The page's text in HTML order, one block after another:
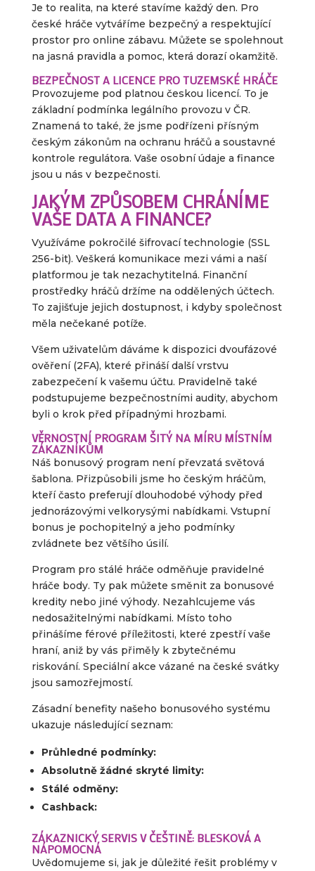
Je to realita, na které stavíme každý den. Pro
české hráče vytváříme bezpečný a respektující
prostor pro online zábavu. Můžete se spolehnout
na jasná pravidla a pomoc, která dorazí okamžitě.
BEZPEČNOST A LICENCE PRO TUZEMSKÉ HRÁČE
Provozujeme pod platnou českou licencí. To je
základní podmínka legálního provozu v ČR.
Znamená to také, že jsme podřízeni přísným
českým zákonům na ochranu hráčů a soustavné
kontrole regulátora. Vaše osobní údaje a finance
jsou u nás v bezpečnosti.
JAKÝM ZPŮSOBEM CHRÁNÍME
VAŠE DATA A FINANCE?
Využíváme pokročilé šifrovací technologie (SSL
256-bit). Veškerá komunikace mezi vámi a naší
platformou je tak nezachytitelná. Finanční
prostředky hráčů držíme na oddělených účtech.
To zajišťuje jejich dostupnost, i kdyby společnost
měla nečekané potíže.
Všem uživatelům dáváme k dispozici dvoufázové
ověření (2FA), které přináší další vrstvu
zabezpečení k vašemu účtu. Pravidelně také
podstupujeme bezpečnostními audity, abychom
byli o krok před případnými hrozbami.
VĚRNOSTNÍ PROGRAM ŠITÝ NA MÍRU MÍSTNÍM
ZÁKAZNÍKŮM
Náš bonusový program není převzatá světová
šablona. Přizpůsobili jsme ho českým hráčům,
kteří často preferují dlouhodobé výhody před
jednorázovými velkorysými nabídkami. Vstupní
bonus je pochopitelný a jeho podmínky
zvládnete bez většího úsilí.
Program pro stálé hráče odměňuje pravidelné
hráče body. Ty pak můžete směnit za bonusové
kredity nebo jiné výhody. Nezahlcujeme vás
nedosažitelnými nabídkami. Místo toho
přinášíme férové příležitosti, které zpestří vaše
hraní, aniž by vás přiměly k zbytečnému
riskování. Speciální akce vázané na české svátky
jsou samozřejmostí.
Zásadní benefity našeho bonusového systému
ukazuje následující seznam:
Průhledné podmínky:
Absolutně žádné skryté limity:
Stálé odměny:
Cashback:
ZÁKAZNICKÝ SERVIS V ČEŠTINĚ: BLESKOVÁ A
NÁPOMOCNÁ
Uvědomujeme si, jak je důležité řešit problémy v